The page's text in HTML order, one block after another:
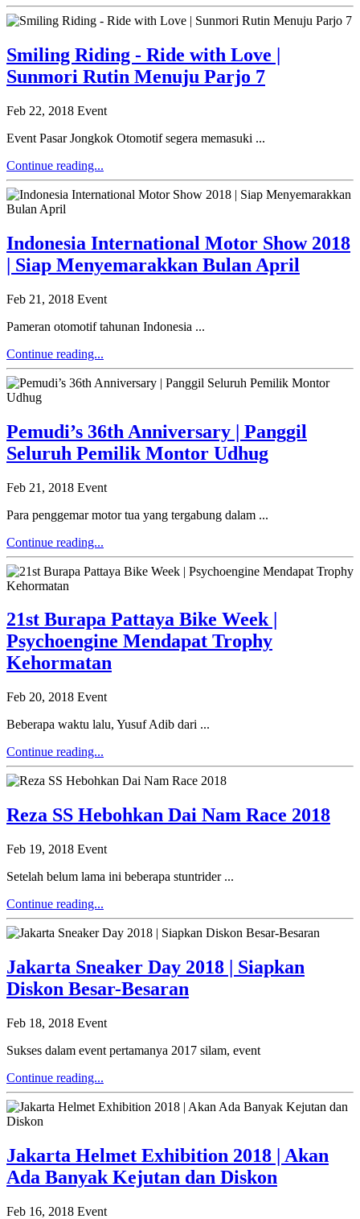
Smiling Riding - Ride with Love |
Sunmori Rutin Menuju Parjo 7
Feb 22, 2018 Event
Event Pasar Jongkok Otomotif segera memasuki ...
Continue reading...
Indonesia International Motor Show 2018
| Siap Menyemarakkan Bulan April
Feb 21, 2018 Event
Pameran otomotif tahunan Indonesia ...
Continue reading...
Pemudi’s 36th Anniversary | Panggil
Seluruh Pemilik Montor Udhug
Feb 21, 2018 Event
Para penggemar motor tua yang tergabung dalam ...
Continue reading...
21st Burapa Pattaya Bike Week |
Psychoengine Mendapat Trophy
Kehormatan
Feb 20, 2018 Event
Beberapa waktu lalu, Yusuf Adib dari ...
Continue reading...
Reza SS Hebohkan Dai Nam Race 2018
Feb 19, 2018 Event
Setelah belum lama ini beberapa stuntrider ...
Continue reading...
Jakarta Sneaker Day 2018 | Siapkan
Diskon Besar-Besaran
Feb 18, 2018 Event
Sukses dalam event pertamanya 2017 silam, event
Continue reading...
Jakarta Helmet Exhibition 2018 | Akan
Ada Banyak Kejutan dan Diskon
Feb 16, 2018 Event